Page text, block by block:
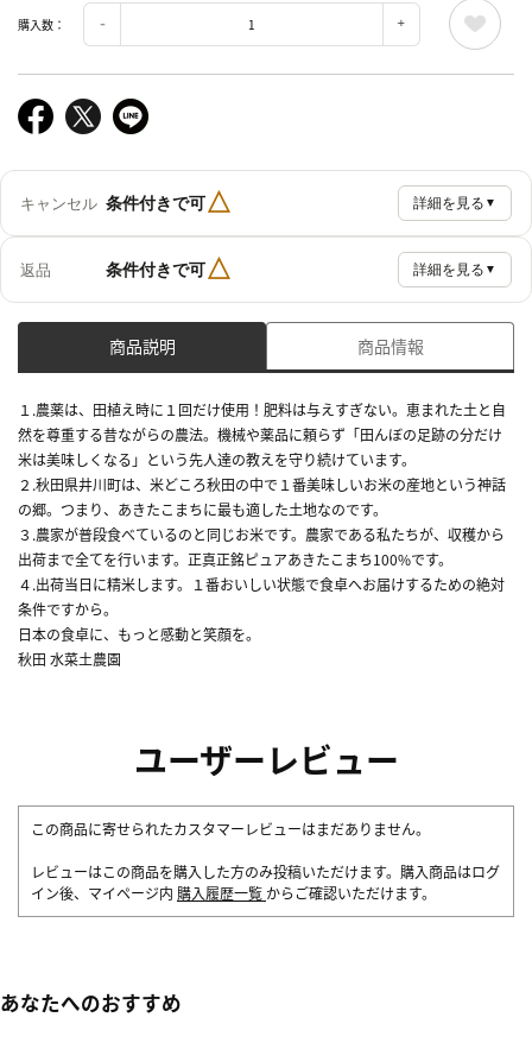
購入数：
キャンセル 条件付きで可△ 詳細を見る ▼
返品 条件付きで可△ 詳細を見る ▼
商品説明 商品情報
１.農薬は、田植え時に１回だけ使用！肥料は与えすぎない。恵まれた土と自
然を尊重する昔ながらの農法。機械や薬品に頼らず「田んぼの足跡の分だけ
米は美味しくなる」という先人達の教えを守り続けています。
２.秋田県井川町は、米どころ秋田の中で１番美味しいお米の産地という神話
の郷。つまり、あきたこまちに最も適した土地なのです。
３.農家が普段食べているのと同じお米です。農家である私たちが、収穫から
出荷まで全てを行います。正真正銘ピュアあきたこまち100%です。
４.出荷当日に精米します。１番おいしい状態で食卓へお届けするための絶対
条件ですから。
日本の食卓に、もっと感動と笑顔を。
秋田 水菜土農園
ユーザーレビュー
この商品に寄せられたカスタマーレビューはまだありません。
レビューはこの商品を購入した方のみ投稿いただけます。購入商品はログ
イン後、マイページ内 購入履歴一覧 からご確認いただけます。
あなたへのおすすめ